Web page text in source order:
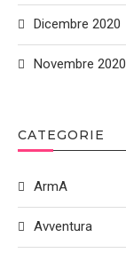
Dicembre 2020
Novembre 2020
CATEGORIE
ArmA
Avventura